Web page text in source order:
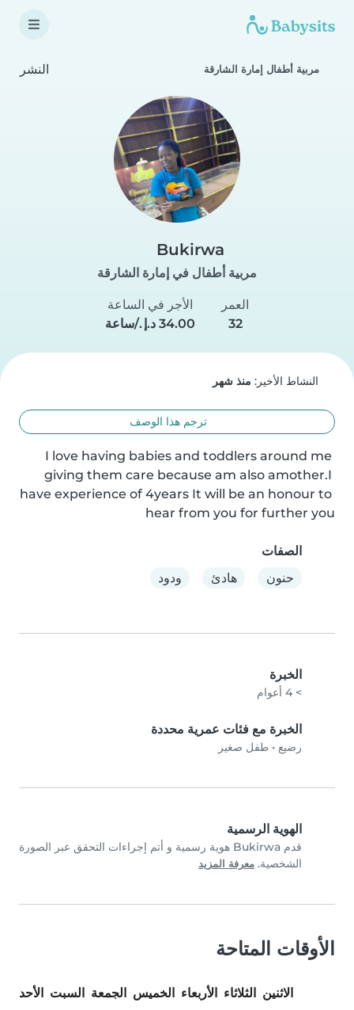
مربية أطفال إمارة الشارقة النشر
Bukirwa
مربية أطفال في إمارة الشارقة
العمر
32
الأجر في الساعة
النشاط الأخير: منذ شهر
ترجم هذا الوصف
I love having babies and toddlers around me
giving them care because am also amother.I
have experience of 4years It will be an honour to
hear from you for further you
الصفات
حنون
هادئ ودود
الخبرة
> 4 أعوام
الخبرة مع فئات عمرية محددة
رضيع • طفل صغير
الهوية الرسمية
قدم Bukirwa هوية رسمية و أتم إجراءات التحقق عبر الصورة
الشخصية. معرفة المزيد
الأوقات المتاحة
الاثنين الثلاثاء الأربعاء الخميس الجمعة السبت
الأحد